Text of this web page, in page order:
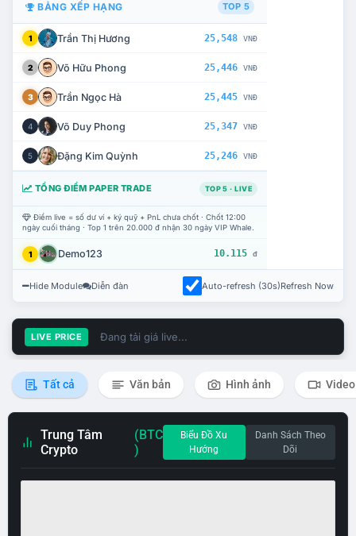
BẢNG XẾP HẠNG TOP 5
1 Trần Thị Hương 25,548 VNĐ
2 Võ Hữu Phong 25,446 VNĐ
3 Trần Ngọc Hà 25,445 VNĐ
4 Võ Duy Phong 25,347 VNĐ
5 Đặng Kim Quỳnh 25,246 VNĐ
TỔNG ĐIỂM PAPER TRADE TOP 5 · LIVE
Điểm live = số dư ví + ký quỹ + PnL chưa chốt · Chốt 12:00
ngày cuối tháng · Top 1 trên 20.000 đ nhận 30 ngày VIP Whale.
1 Demo123 10.115 đ
Hide Module Diễn đàn Auto-refresh (30s)Refresh Now
LIVE PRICE Đang tải giá live...
Tất cả Văn bản Hình ảnh Video
Trung Tâm
Crypto
(BTC
)
Biểu Đồ Xu
Hướng
Danh Sách Theo
Dõi